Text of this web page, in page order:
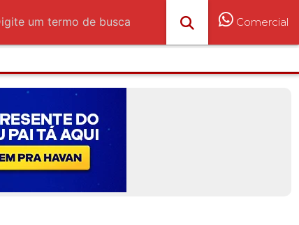
Comercial